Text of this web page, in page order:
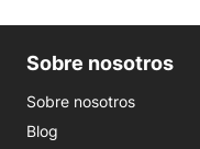
Sobre nosotros
Sobre nosotros
Blog